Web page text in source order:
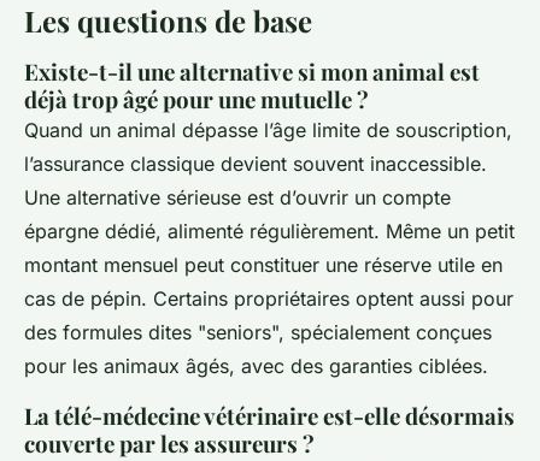
Les questions de base
Existe-t-il une alternative si mon animal est
déjà trop âgé pour une mutuelle ?
Quand un animal dépasse l’âge limite de souscription,
l’assurance classique devient souvent inaccessible.
Une alternative sérieuse est d’ouvrir un compte
épargne dédié, alimenté régulièrement. Même un petit
montant mensuel peut constituer une réserve utile en
cas de pépin. Certains propriétaires optent aussi pour
des formules dites "seniors", spécialement conçues
pour les animaux âgés, avec des garanties ciblées.
La télé-médecine vétérinaire est-elle désormais
couverte par les assureurs ?